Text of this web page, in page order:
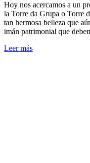
Hoy nos acercamos a un
la Torre da Grupa o Torre
tan hermosa belleza que
imán patrimonial que
Leer más